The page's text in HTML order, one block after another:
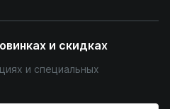
и скидках
и специальных